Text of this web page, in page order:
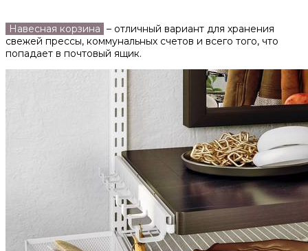
Навесная корзина – отличный вариант для хранения
свежей прессы, коммунальных счетов и всего того, что
попадает в почтовый ящик.